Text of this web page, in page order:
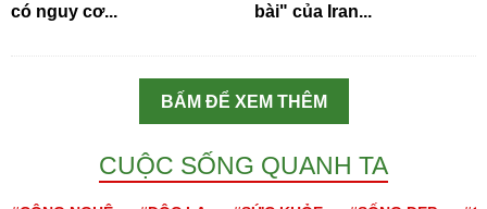
có nguy cơ...
bài" của Iran...
BẤM ĐỂ XEM THÊM
CUỘC SỐNG QUANH TA